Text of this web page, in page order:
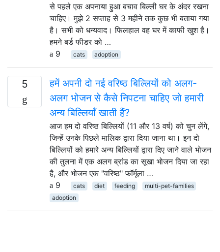
से पहले एक अपनाया हुआ बचाव बिल्ली घर के अंदर रखना
चाहिए। मुझे 2 सप्ताह से 3 महीने तक कुछ भी बताया गया
है। सभी को धन्यवाद। फिलहाल वह घर में काफी खुश है।
हमने बर्ड फीडर को …
9
cats adoption
5
हमें अपनी दो नई वरिष्ठ बिल्लियों को अलग-
अलग भोजन से कैसे निपटना चाहिए जो हमारी
अन्य बिल्लियाँ खाती हैं?
आज हम दो वरिष्ठ बिल्लियों (11 और 13 वर्ष) को चुन लेंगे,
जिन्हें उनके पिछले मालिक द्वारा दिया जाना था। इन दो
बिल्लियों को हमारे अन्य बिल्लियों द्वारा दिए जाने वाले भोजन
की तुलना में एक अलग ब्रांड का सूखा भोजन दिया जा रहा
है, और भोजन एक "वरिष्ठ" फॉर्मूला …
9
cats diet feeding
multi-pet-families
adoption